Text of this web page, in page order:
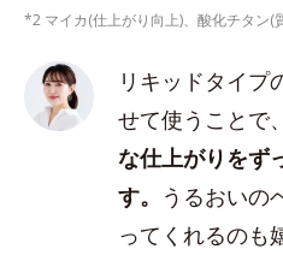
*2 マイカ(仕上がり向上)、酸化チタン(
リキッドタイプ
せて使うことで、
な仕上がりをず
す。 うるおいの
ってくれるのも